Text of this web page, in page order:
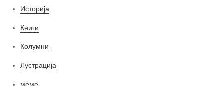
Историја
Книги
Колумни
Лустрација